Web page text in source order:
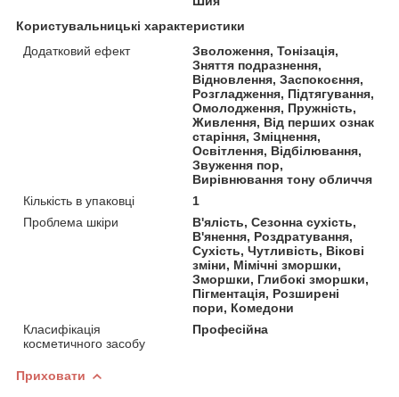
Користувальницькі характеристики
Додатковий ефект
Зволоження, Тонізація,
Зняття подразнення,
Відновлення, Заспокоєння,
Розгладження, Підтягування,
Омолодження, Пружність,
Живлення, Від перших ознак
старіння, Зміцнення,
Освітлення, Відбілювання,
Звуження пор,
Вирівнювання тону обличчя
Кількість в упаковці
1
Проблема шкіри
В'ялість, Сезонна сухість,
В'янення, Роздратування,
Сухість, Чутливість, Вікові
зміни, Мімічні зморшки,
Зморшки, Глибокі зморшки,
Пігментація, Розширені
пори, Комедони
Класифікація
косметичного засобу
Професійна
Приховати